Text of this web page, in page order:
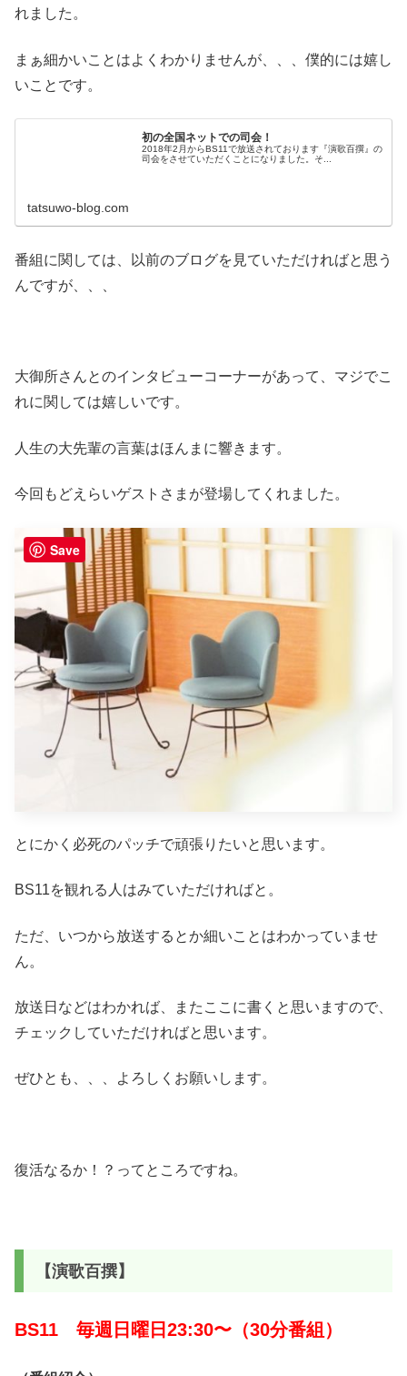
れました。
まぁ細かいことはよくわかりませんが、、、僕的には嬉し
いことです。
初の全国ネットでの司会！
2018年2月からBS11で放送されております『演歌百撰』の
司会をさせていただくことになりました。そ...
tatsuwo-blog.com
番組に関しては、以前のブログを見ていただければと思う
んですが、、、
大御所さんとのインタビューコーナーがあって、マジでこ
れに関しては嬉しいです。
人生の大先輩の言葉はほんまに響きます。
今回もどえらいゲストさまが登場してくれました。
とにかく必死のパッチで頑張りたいと思います。
BS11を観れる人はみていただければと。
ただ、いつから放送するとか細いことはわかっていませ
ん。
放送日などはわかれば、またここに書くと思いますので、
チェックしていただければと思います。
ぜひとも、、、よろしくお願いします。
復活なるか！？ってところですね。
【演歌百撰】
BS11 毎週日曜日23:30〜（30分番組）
Save